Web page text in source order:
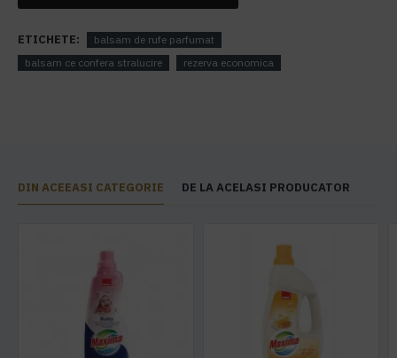
ETICHETE:
balsam de rufe parfumat
balsam ce confera stralucire
rezerva economica
DIN ACEEASI CATEGORIE DE LA ACELASI PRODUCATOR